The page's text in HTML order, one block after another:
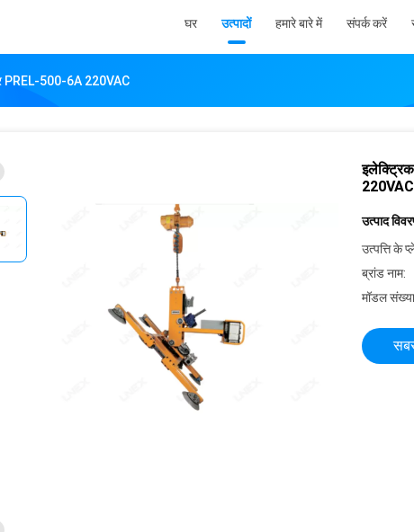
घर उत्पादों हमारे बारे में संपर्क करें
PREL-500-6A 220VAC
220VAC
उत्पाद
उत्पत्ति के
ब्रांड नाम:
मॉडल